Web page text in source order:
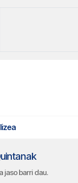
jaso barri dau.